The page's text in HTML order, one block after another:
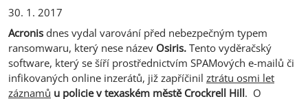
30. 1. 2017
Acronis dnes vydal varování před nebezpečným typem
ransomwaru, který nese název Osiris. Tento vyděračský
software, který se šíří prostřednictvím SPAMových e-mailů či
infikovaných online inzerátů, již zapříčinil ztrátu osmi let
záznamů u policie v texaském městě Crockrell Hill. O